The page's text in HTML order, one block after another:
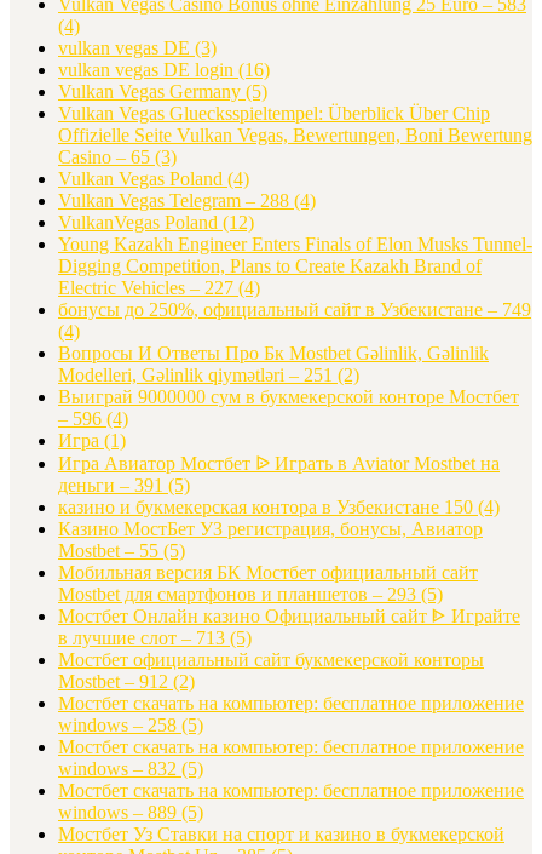
(4)
vulkan vegas DE (3)
vulkan vegas DE login (16)
Vulkan Vegas Germany (5)
Vulkan Vegas Gluecksspieltempel: Überblick Über Chip
Offizielle Seite Vulkan Vegas, Bewertungen, Boni Bewertung
Casino – 65 (3)
Vulkan Vegas Poland (4)
Vulkan Vegas Telegram – 288 (4)
VulkanVegas Poland (12)
Young Kazakh Engineer Enters Finals of Elon Musks Tunnel-
Digging Competition, Plans to Create Kazakh Brand of
Electric Vehicles – 227 (4)
бонусы до 250%, официальный сайт в Узбекистане – 749
(4)
Вопросы И Ответы Про Бк Mostbet Gəlinlik, Gəlinlik
Modelleri, Gəlinlik qiymətləri – 251 (2)
Выиграй 9000000 сум в букмекерской конторе Мостбет
– 596 (4)
Игра (1)
Игра Авиатор Мостбет ᐉ Играть в Aviator Mostbet на
деньги – 391 (5)
казино и букмекерская контора в Узбекистане 150 (4)
Казино МостБет УЗ регистрация, бонусы, Авиатор
Mostbet – 55 (5)
Мобильная версия БК Мостбет официальный сайт
Mostbet для смартфонов и планшетов – 293 (5)
Мостбет Онлайн казино Официальный сайт ᐈ Играйте
в лучшие слот – 713 (5)
Мостбет официальный сайт букмекерской конторы
Mostbet – 912 (2)
Мостбет скачать на компьютер: бесплатное приложение
windows – 258 (5)
Мостбет скачать на компьютер: бесплатное приложение
windows – 832 (5)
Мостбет скачать на компьютер: бесплатное приложение
windows – 889 (5)
Мостбет Уз Ставки на спорт и казино в букмекерской